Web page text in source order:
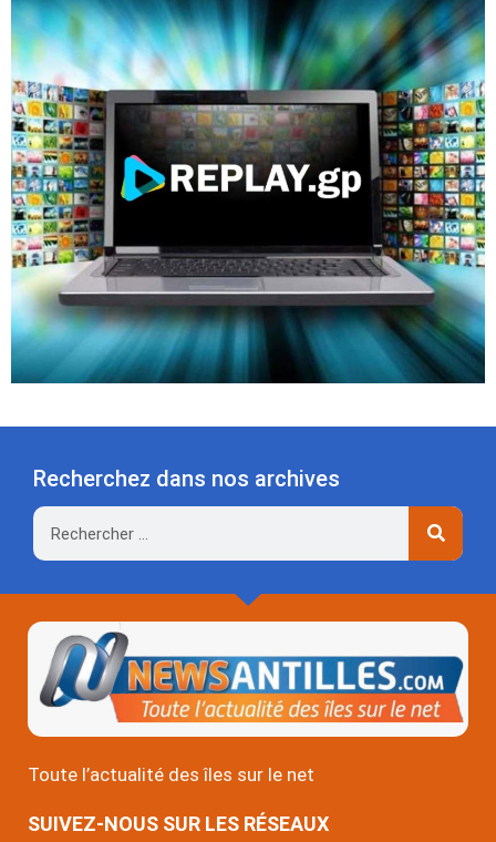
Recherchez dans nos archives
Rechercher
Toute l’actualité des îles sur le net
SUIVEZ-NOUS SUR LES RÉSEAUX